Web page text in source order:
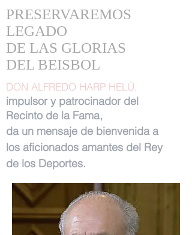
PRESERVAREMOS
LEGADO
DE LAS GLORIAS
DEL BEISBOL
DON ALFREDO HARP HELÚ,
impulsor y patrocinador del
Recinto de la Fama,
da un mensaje de bienvenida a
los aficionados amantes del Rey
de los Deportes.